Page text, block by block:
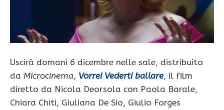
Uscirà domani 6 dicembre nelle sale, distribuito
da Microcinema, Vorrei Vederti ballare, il film
diretto da Nicola Deorsola con Paola Barale,
Chiara Chiti, Giuliana De Sio, Giulio Forges